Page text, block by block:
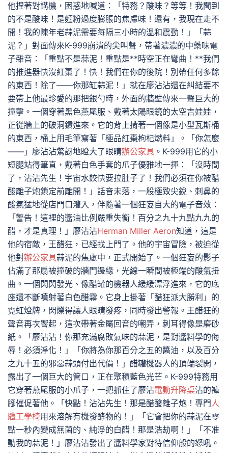
他捏著對講機，困惑地喊道：「特務？酸味？等等！我聞到
的不是酸味！是麵粉過度膨脹的焦慮味！還有，我現在走不
開！我的陳年老蒜泥需要每隔三小時的溫和震動！」「蒜
泥？」對面傳來K-999崩潰的尖叫聲，帶著濃濃的中藥味電
子雜音：「重點不是蒜泥！重點是**時空正在彎曲！**我們
的推進器快沒紅棗了！快！我們在你的後院！別帶任何多餘
的東西！除了——你那缸蒜泥！」就在廖沾沾還在糾結要不
要帶上他最珍愛的那把銀勺時，外面的牆壁傳來一聲巨大的
撞擊。一個穿著黑色燕尾服、戴著太陽眼鏡的太空吉娃娃，
正從牆上的破洞鑽進來。它的背上揹著一個像是小型瓦斯桶
的東西，桶上用毛筆寫著「極品紅棗枸杞燃料」。「你怎麼
——」廖沾沾驚訝地瞪大了眼睛辦公家具 。K-999用它的小
短腿站得筆直，戴著白色手套的爪子優雅地一揮：「沒時間
了，沾沾先生！宇宙水餃快要拉肚子了！我們必須在你被醋
酸離子炮鎖定前離開！」話音未落，一股極致尖銳、刺鼻的
酸氣猛地從店門口灌入，伴隨著一個狂妄自大的電子音效：
「警告！這裡的醬油比例嚴重失衡！百分之九十九點九九的
醋，才是真理！」廖沾沾Herman Miller Aeron知道，這是
他的宿敵，王醋狂，已經找上門了。他的宇宙冒險，被迫從
他對辦公家具蒜泥的焦慮中，正式開始了。一個狂妄的影子
佔滿了那扇被撞破的牆門邊緣，光線一瞬間被極端的酸氣扭
曲。一個閃閃發光、像醋罐的機器人緩緩漂浮進來，它的底
座還不斷噴射著白色醋霧。它身上掛著「醋狂派大勝利」的
霓虹燈牌，閃爍得讓人眼睛發疼，同時發出警報。王醋狂的
聲音再次響起，這次帶著金屬回音的嘲弄，刺耳得像是磨砂
紙。「廖沾沾！你那充滿腐敗氣味的蒜泥，是對醬料學的侮
辱！必須淨化！」「你將為你那百分之五的醬油，以及百分
之九十五的邪惡蒜頭付出代價！」醋罐機器人的頂端裂開，
露出了一個巨大的管口，正在聚積藍色光芒。K-999特務用
它穿著燕尾服的小爪子，一把抓住了廖沾電動升降桌沾的褲
腳催促著他。「快點！沾沾先生！那是醋酸離子炮！專門人
體工學椅用來溶解有機發酵物的！」「它會把你的蒜泥在零
點一秒內變成無菌的、純淨的白醋！那是浩劫啊！」「不准
動我的蒜泥！」廖沾沾發出了醬料學家對待信仰般的怒吼。